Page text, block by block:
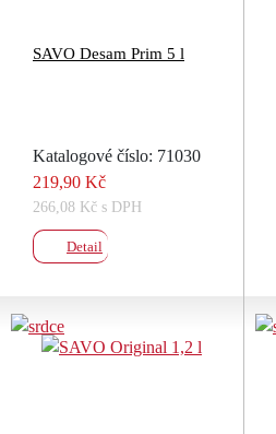
SAVO Desam Prim 5 l
Katalogové číslo: 71030
219,90 Kč
266,08 Kč s DPH
Detail